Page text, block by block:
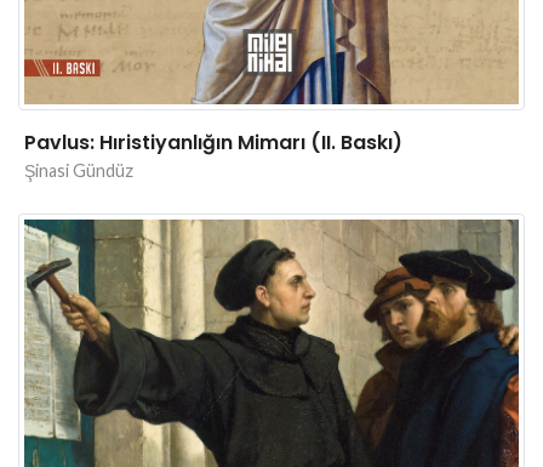
Pavlus: Hıristiyanlığın Mimarı (II. Baskı)
Şinasi Gündüz